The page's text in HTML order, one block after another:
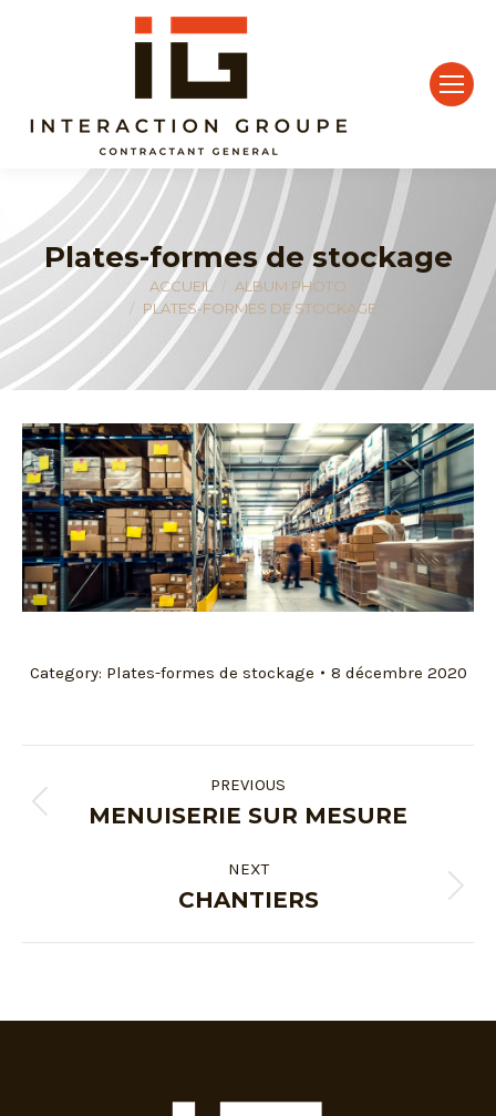
Plates-formes de stockage
Vous êtes ici : ACCUEIL
ALBUM PHOTO
PLATES-FORMES DE STOCKAGE
Category: Plates-formes de stockage 8 décembre 2020
PREVIOUS
MENUISERIE SUR MESURE
NEXT
CHANTIERS